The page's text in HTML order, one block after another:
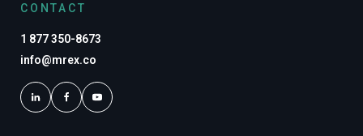
CONTACT
1 877 350-8673
info@mrex.co